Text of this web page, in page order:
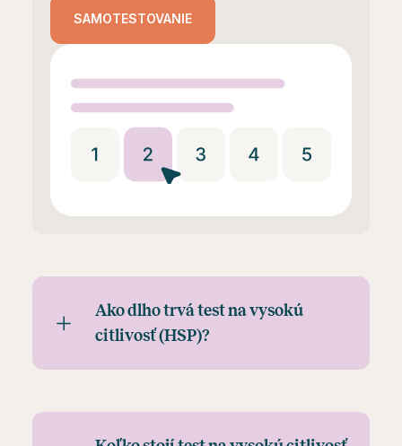
SAMOTESTOVANIE
Ako dlho trvá test na vysokú
citlivosť (HSP)?